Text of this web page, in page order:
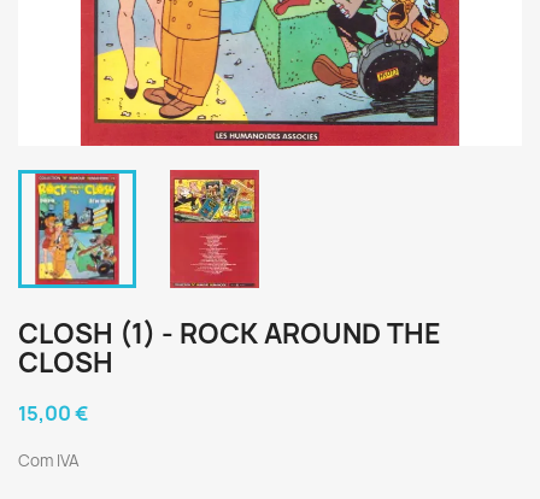
CLOSH (1) - ROCK AROUND THE
CLOSH
15,00 €
Com IVA